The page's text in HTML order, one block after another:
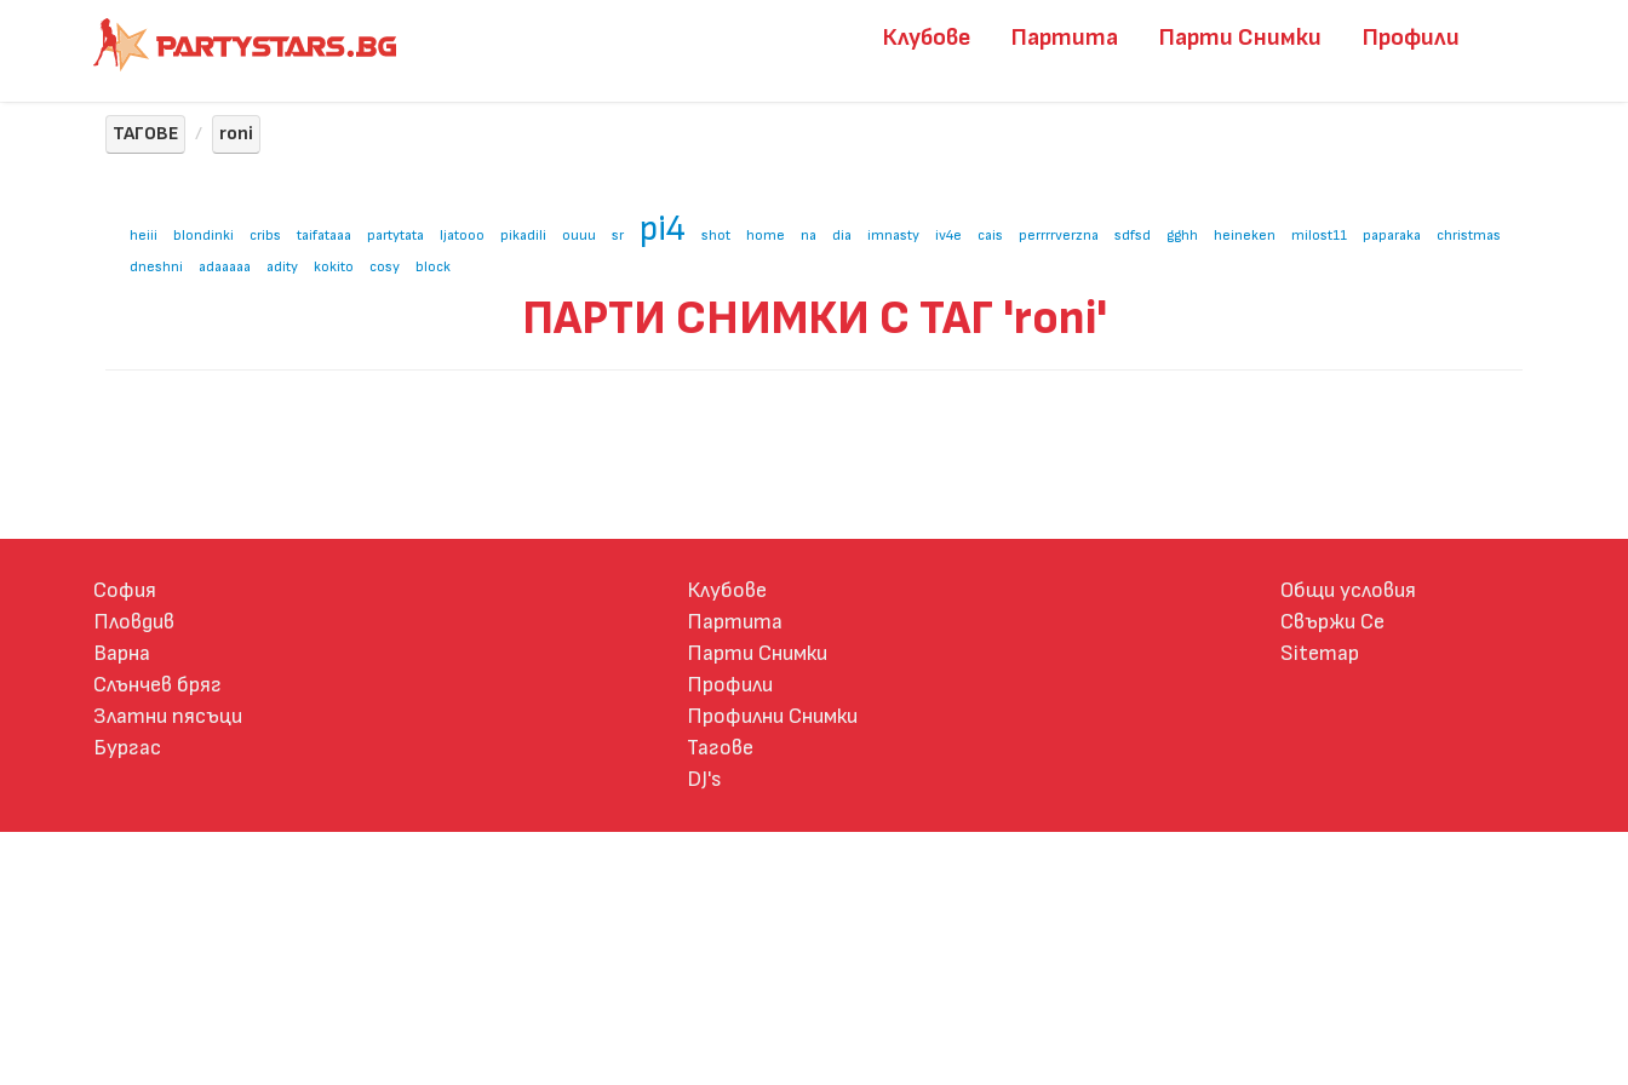
Клубове Партита Парти Снимки Профили
ТАГОВЕ roni
heiii blondinki cribs taifataaa partytata ljatooo pikadili ouuu sr pi4 shot home na dia imnasty iv4e cais perrrrverzna sdfsd gghh heineken milost11 paparaka
christmas
dneshni
adaaaaa adity kokito cosy block
ПАРТИ СНИМКИ С ТАГ 'roni'
София
Пловдив
Варна
Слънчев бряг
Златни пясъци
Бургас
Клубове
Партита
Парти Снимки
Профили
Профилни Снимки
Тагове
DJ's
Общи условия
Свържи Се
Sitemap